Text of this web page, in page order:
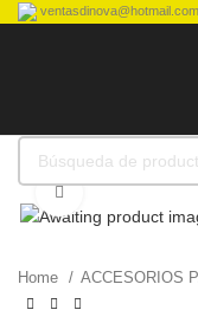
ventasdinova@hotmail.com
Home ACCESORIOS